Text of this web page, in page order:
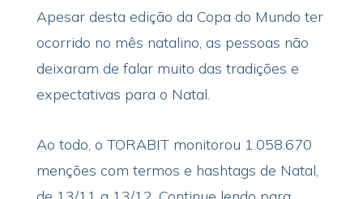
Apesar desta edição da Copa do Mundo ter
ocorrido no mês natalino, as pessoas não
deixaram de falar muito das tradições e
expectativas para o Natal.
Ao todo, o TORABIT monitorou 1.058.670
menções com termos e hashtags de Natal,